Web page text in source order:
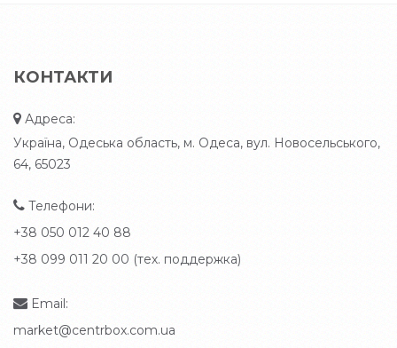
КОНТАКТИ
Адреса:
Україна, Одеська область, м. Одеса, вул. Новосельського,
64, 65023
Телефони:
+38 050 012 40 88
+38 099 011 20 00 (тех. поддержка)
Email:
market@centrbox.com.ua